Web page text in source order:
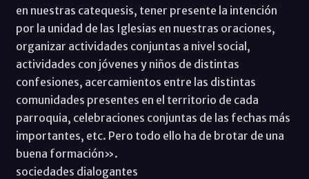
en nuestras catequesis, tener presente la intención
por la unidad de las Iglesias en nuestras oraciones,
organizar actividades conjuntas a nivel social,
actividades con jóvenes y niños de distintas
confesiones, acercamientos entre las distintas
comunidades presentes en el territorio de cada
parroquia, celebraciones conjuntas de las fechas más
importantes, etc. Pero todo ello ha de brotar de una
buena formación».
sociedades dialogantes